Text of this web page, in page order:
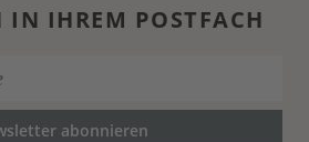
IHREM POSTFACH
abonnieren